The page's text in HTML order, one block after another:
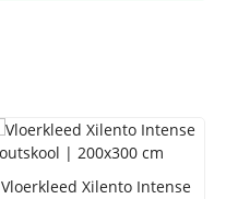
Vloerkleed Xilento Intense